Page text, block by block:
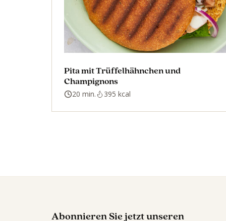
Pita mit Trüffelhähnchen und
Champignons
20 min. 395 kcal
Abonnieren Sie jetzt unseren